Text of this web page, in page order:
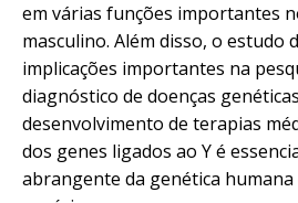
em várias funções importantes
masculino. Além disso, o estudo
implicações importantes na
diagnóstico de doenças
desenvolvimento de terapias
dos genes ligados ao Y é
abrangente da genética humana